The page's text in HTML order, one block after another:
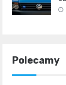
Polecamy